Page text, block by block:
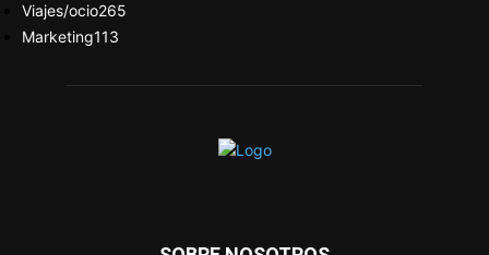
Viajes/ocio265
Marketing113